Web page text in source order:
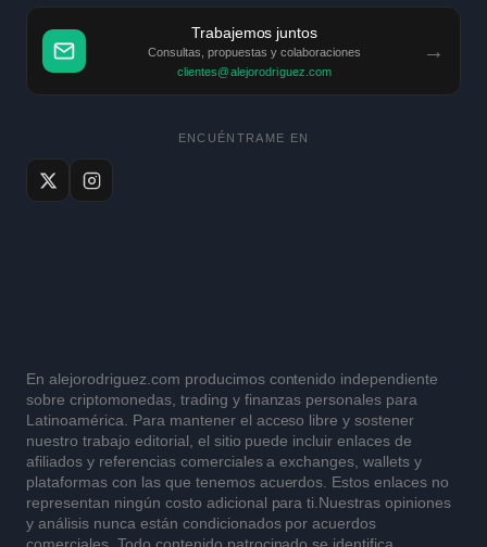
Trabajemos juntos
Consultas, propuestas y colaboraciones
clientes@alejorodriguez.com
→
ENCUÉNTRAME EN
En alejorodriguez.com producimos contenido independiente
sobre criptomonedas, trading y finanzas personales para
Latinoamérica. Para mantener el acceso libre y sostener
nuestro trabajo editorial, el sitio puede incluir enlaces de
afiliados y referencias comerciales a exchanges, wallets y
plataformas con las que tenemos acuerdos. Estos enlaces no
representan ningún costo adicional para ti.Nuestras opiniones
y análisis nunca están condicionados por acuerdos